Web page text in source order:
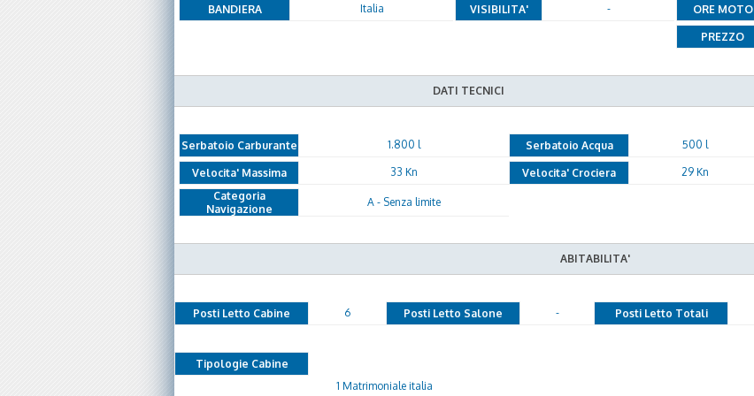
BANDIERA Italia VISIBILITA' - ORE MOTO
PREZZO
DATI TECNICI
Serbatoio Carburante 1.800 l Serbatoio Acqua 500 l
Velocita' Massima 33 Kn Velocita' Crociera
29 Kn
Categoria
Navigazione
A - Senza limite
ABITABILITA'
Posti Letto Cabine 6 Posti Letto Salone - Posti Letto Totali
Tipologie Cabine
1 Matrimoniale italia